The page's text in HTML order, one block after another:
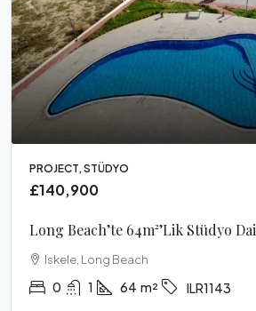
PROJECT, STÜDYO
£140,900
Long Beach’te 64m²’lik Stüdyo
Iskele, Long Beach
0 1 64 m² ILR1143